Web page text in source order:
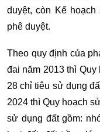
duyệt, còn Kế
phê duyệt.
Theo quy định của
đai năm 2013 thì
28 chỉ tiêu sử dụng
2024 thì Quy hoạch
sử dụng đất gồm: